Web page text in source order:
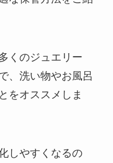
くのジュエリー
、洗い物やお風呂
をオススメしま
しやすくなるの